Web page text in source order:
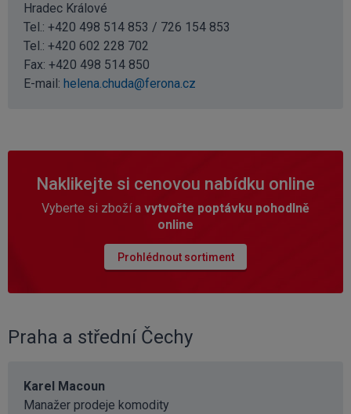
Hradec Králové
Tel.: +420 498 514 853 / 726 154 853
Tel.: +420 602 228 702
Fax: +420 498 514 850
E-mail: helena.chuda@ferona.cz
Naklikejte si cenovou nabídku online
Vyberte si zboží a vytvořte poptávku pohodlně
online
Prohlédnout sortiment
Praha a střední Čechy
Karel Macoun
Manažer prodeje komodity